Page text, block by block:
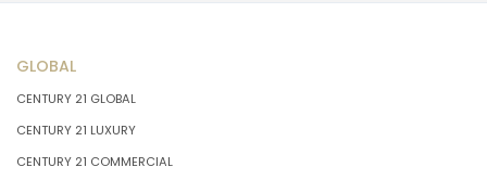
GLOBAL
CENTURY 21 GLOBAL
CENTURY 21 LUXURY
CENTURY 21 COMMERCIAL